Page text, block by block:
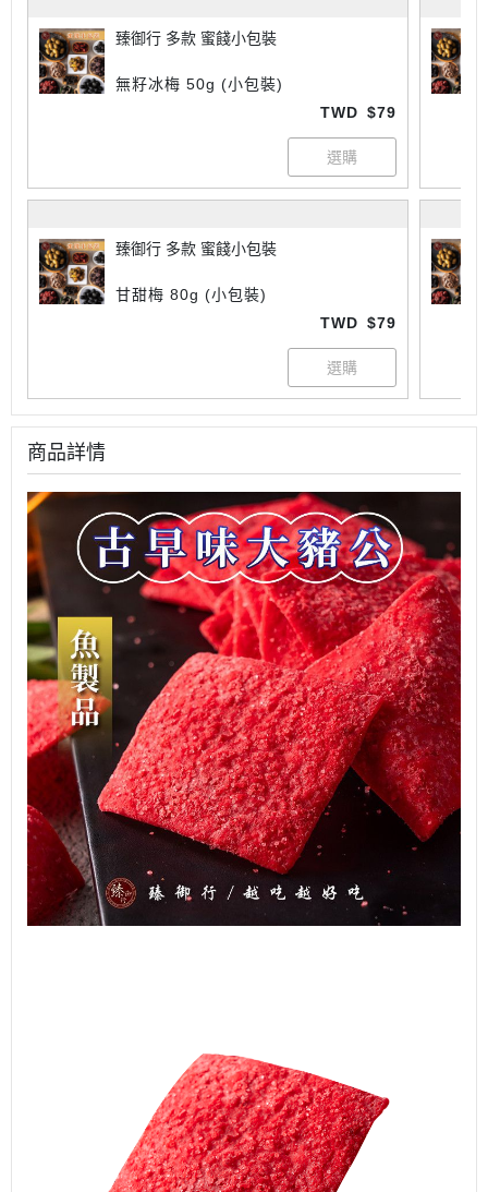
臻御行 多款 蜜餞小包裝
無籽冰梅 50g (小包裝)
TWD $79
臻御行 多款 蜜餞小包裝
甘甜梅 80g (小包裝)
TWD $79
商品詳情